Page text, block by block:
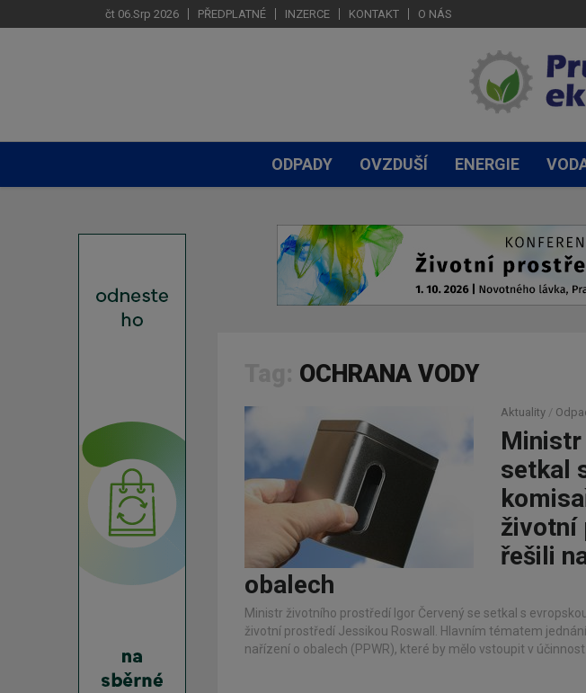
čt 06.Srp 2026 PŘEDPLATNÉ INZERCE KONTAKT O NÁS
ODPADY OVZDUŠÍ ENERGIE
OCHRANA VODY
Aktuality /
Ministr
setkal
životní
řešili
obalech
Ministr životního prostředí Igor Červený se setkal s
životní prostředí Jessikou Roswall. Hlavním tématem
nařízení o obalech (PPWR), které by mělo vstoupit v účinnost